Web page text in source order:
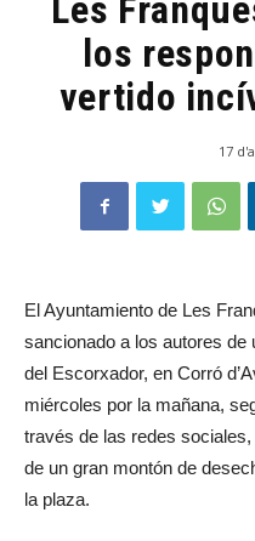
Les
los
vertido
17
El Ayuntamiento de Les
sancionado a los autores de
del Escorxador, en Corró
miércoles por la mañana,
través de las redes
de un gran montón de
la plaza.